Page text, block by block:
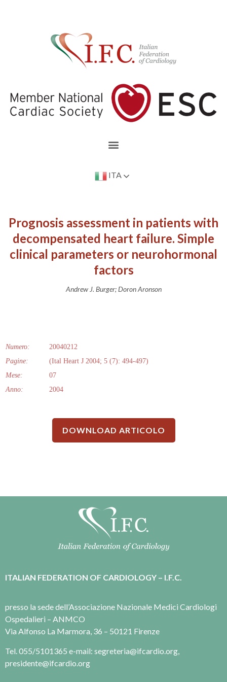
ITA
Prognosis assessment in patients with
decompensated heart failure. Simple
clinical parameters or neurohormonal
factors
Andrew J. Burger; Doron Aronson
Numero:
20040212
Pagine:
(Ital Heart J 2004; 5 (7): 494-497)
Mese:
07
Anno:
2004
DOWNLOAD ARTICOLO
ITALIAN FEDERATION OF CARDIOLOGY – I.F.C.
presso la sede dell’Associazione Nazionale Medici Cardiologi
Ospedalieri – ANMCO
Via Alfonso La Marmora, 36 – 50121 Firenze
Tel. 055/5101365 e-mail: segreteria@ifcardio.org,
presidente@ifcardio.org